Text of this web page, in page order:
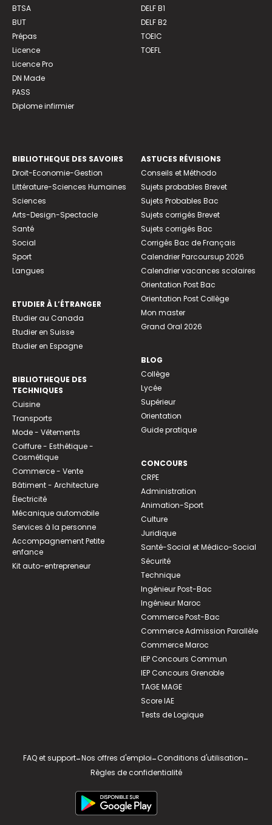
BTSA
BUT
Prépas
Licence
Licence Pro
DN Made
PASS
Diplome infirmier
DELF B1
DELF B2
TOEIC
TOEFL
BIBLIOTHEQUE DES SAVOIRS
Droit-Economie-Gestion
Littérature-Sciences Humaines
Sciences
Arts-Design-Spectacle
Santé
Social
Sport
Langues
ETUDIER À L’ÉTRANGER
Etudier au Canada
Etudier en Suisse
Etudier en Espagne
BIBLIOTHEQUE DES
TECHNIQUES
Cuisine
Transports
Mode - Vêtements
Coiffure - Esthétique -
Cosmétique
Commerce - Vente
Bâtiment - Architecture
Électricité
Mécanique automobile
Services à la personne
Accompagnement Petite
enfance
Kit auto-entrepreneur
ASTUCES RÉVISIONS
Conseils et Méthodo
Sujets probables Brevet
Sujets Probables Bac
Sujets corrigés Brevet
Sujets corrigés Bac
Corrigés Bac de Français
Calendrier Parcoursup 2026
Calendrier vacances scolaires
Orientation Post Bac
Orientation Post Collège
Mon master
Grand Oral 2026
BLOG
Collège
Lycée
Supérieur
Orientation
Guide pratique
CONCOURS
CRPE
Administration
Animation-Sport
Culture
Juridique
Santé-Social et Médico-Social
Sécurité
Technique
Ingénieur Post-Bac
Ingénieur Maroc
Commerce Post-Bac
Commerce Admission Parallèle
Commerce Maroc
IEP Concours Commun
IEP Concours Grenoble
TAGE MAGE
Score IAE
Tests de Logique
FAQ et support-Nos offres d'emploi-Conditions d'utilisation-
Règles de confidentialité